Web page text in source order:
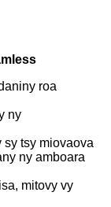
roa
ny
sy tsy miovaova
ny amboara
mitovy vy